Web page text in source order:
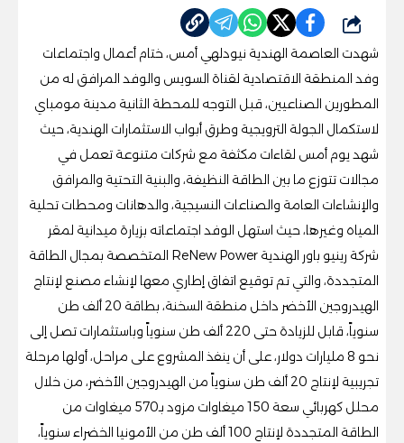
شارك
شهدت العاصمة الهندية نيودلهي أمس، ختام أعمال واجتماعات
وفد المنطقة الاقتصادية لقناة السويس والوفد المرافق له من
المطورين الصناعيين، قبل التوجه للمحطة الثانية مدينة مومباي
لاستكمال الجولة الترويجية وطرق أبواب الاستثمارات الهندية، حيث
شهد يوم أمس لقاءات مكثفة مع شركات متنوعة تعمل في
مجالات تتوزع ما بين الطاقة النظيفة، والبنية التحتية والمرافق
والإنشاءات العامة والصناعات النسيجية، والدهانات ومحطات تحلية
المياه وغيرها، حيث استهل الوفد اجتماعاته بزيارة ميدانية لمقر
شركة رينيو باور الهندية ReNew Power المتخصصة بمجال الطاقة
المتجددة، والتي تم توقيع اتفاق إطاري معها لإنشاء مصنع لإنتاج
الهيدروجين الأخضر داخل منطقة السخنة، بطاقة 20 ألف طن
سنوياً، قابل للزيادة حتى 220 ألف طن سنوياً وباستثمارات تصل إلى
نحو 8 مليارات دولار، على أن ينفذ المشروع على مراحل، أولها مرحلة
تجريبية لإنتاج 20 ألف طن سنوياً من الهيدروجين الأخضر، من خلال
محلل كهربائي سعة 150 ميغاوات مزود بـ570 ميغاوات من
الطاقة المتجددة لإنتاج 100 ألف طن من الأمونيا الخضراء سنوياً،